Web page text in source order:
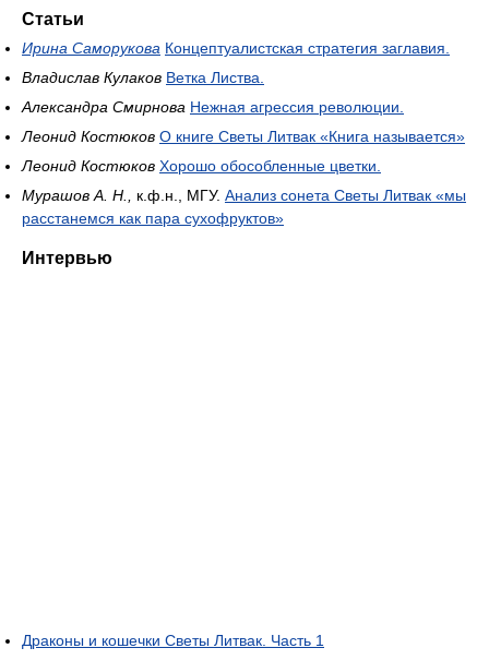
Статьи
Ирина Саморукова Концептуалистская стратегия заглавия.
Владислав Кулаков Ветка Листва.
Александра Смирнова Нежная агрессия революции.
Леонид Костюков О книге Светы Литвак «Книга называется»
Леонид Костюков Хорошо обособленные цветки.
Мурашов А. Н.,
к.ф.н., МГУ. Анализ сонета Светы Литвак «мы
расстанемся как пара сухофруктов»
Интервью
Драконы и кошечки Светы Литвак. Часть 1